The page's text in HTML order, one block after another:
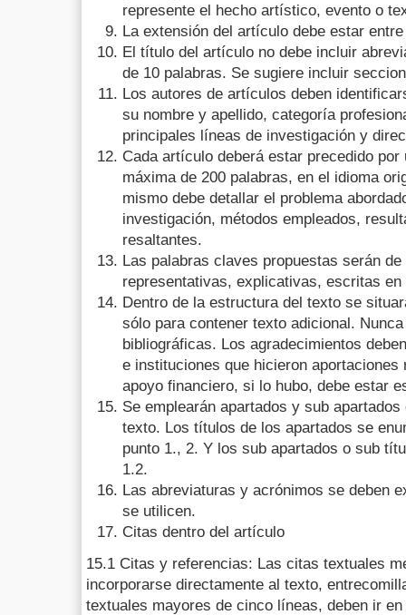
represente el hecho artístico, evento o
La extensión del artículo debe estar
El título del artículo no debe incluir
de 10 palabras. Se sugiere incluir
Los autores de artículos deben
su nombre y apellido, categoría
principales líneas de investigación y
Cada artículo deberá estar precedido
máxima de 200 palabras, en el idioma
mismo debe detallar el problema
investigación, métodos empleados,
resaltantes.
Las palabras claves propuestas serán
representativas, explicativas, escritas
Dentro de la estructura del texto se
sólo para contener texto adicional.
bibliográficas. Los agradecimientos
e instituciones que hicieron
apoyo financiero, si lo hubo, debe estar
Se emplearán apartados y sub
texto. Los títulos de los apartados se
punto 1., 2. Y los sub apartados o sub
1.2.
Las abreviaturas y acrónimos se deben
se utilicen.
Citas dentro del artículo
15.1 Citas y referencias: Las citas textuales
incorporarse directamente al texto,
textuales mayores de cinco líneas, deben ir